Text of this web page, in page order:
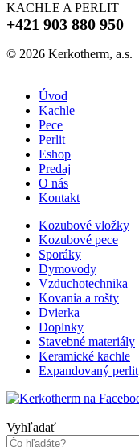
KACHLE A PERLIT
+421 903 880 950
© 2026 Kerkotherm, a.s. |
Úvod
Kachle
Pece
Perlit
Eshop
Predaj
O nás
Kontakt
Kozubové vložky
Kozubové pece
Sporáky
Dymovody
Vzduchotechnika
Kovania a rošty
Dvierka
Doplnky
Stavebné materiály
Keramické kachle
Expandovaný perlit
Vyhľadať